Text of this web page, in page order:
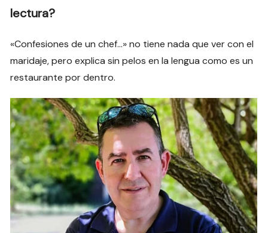
lectura?
«Confesiones de un chef…» no tiene nada que ver con el
maridaje, pero explica sin pelos en la lengua como es un
restaurante por dentro.